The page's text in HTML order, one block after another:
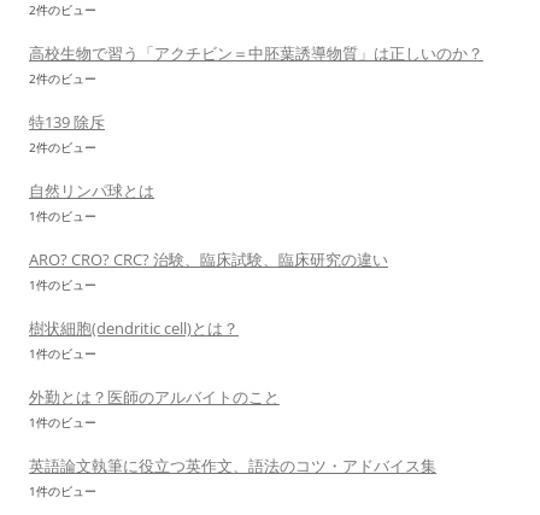
2件のビュー
高校生物で習う「アクチビン＝中胚葉誘導物質」は正しいのか？
2件のビュー
特139 除斥
2件のビュー
自然リンパ球とは
1件のビュー
ARO? CRO? CRC? 治験、臨床試験、臨床研究の違い
1件のビュー
樹状細胞(dendritic cell)とは？
1件のビュー
外勤とは？医師のアルバイトのこと
1件のビュー
英語論文執筆に役立つ英作文、語法のコツ・アドバイス集
1件のビュー